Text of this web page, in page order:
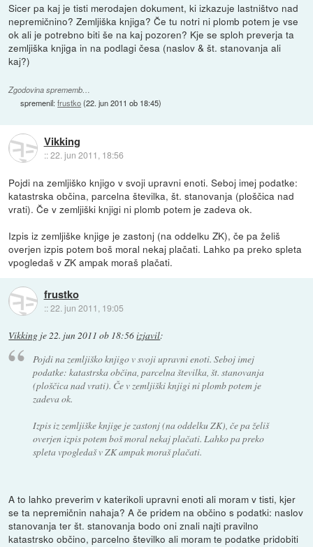
Sicer pa kaj je tisti merodajen dokument, ki izkazuje lastništvo nad
nepremičnino? Zemljiška knjiga? Če tu notri ni plomb potem je vse
ok ali je potrebno biti še na kaj pozoren? Kje se sploh preverja ta
zemljiška knjiga in na podlagi česa (naslov & št. stanovanja ali
kaj?)
Zgodovina sprememb…
spremenil:frustko(22. jun 2011 ob 18:45)
Vikking
::22. jun 2011, 18:56
Pojdi na zemljiško knjigo v svoji upravni enoti. Seboj imej podatke:
katastrska občina, parcelna številka, št. stanovanja (ploščica nad
vrati). Če v zemljiški knjigi ni plomb potem je zadeva ok.
Izpis iz zemljiške knjige je zastonj (na oddelku ZK), če pa želiš
overjen izpis potem boš moral nekaj plačati. Lahko pa preko spleta
vpogledaš v ZK ampak moraš plačati.
frustko
::22. jun 2011, 19:05
Vikking je22. jun 2011 ob 18:56izjavil:
Pojdi na zemljiško knjigo v svoji upravni enoti. Seboj imej
podatke: katastrska občina, parcelna številka, št. stanovanja
(ploščica nad vrati). Če v zemljiški knjigi ni plomb potem je
zadeva ok.
Izpis iz zemljiške knjige je zastonj (na oddelku ZK), če pa želiš
overjen izpis potem boš moral nekaj plačati. Lahko pa preko
spleta vpogledaš v ZK ampak moraš plačati.
A to lahko preverim v katerikoli upravni enoti ali moram v tisti, kjer
se ta nepremičnin nahaja? A če pridem na občino s podatki: naslov
stanovanja ter št. stanovanja bodo oni znali najti pravilno
katastrsko občino, parcelno številko ali moram te podatke pridobiti